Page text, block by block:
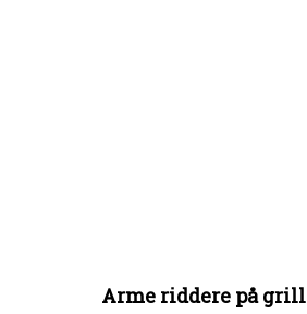
Arme riddere på grill